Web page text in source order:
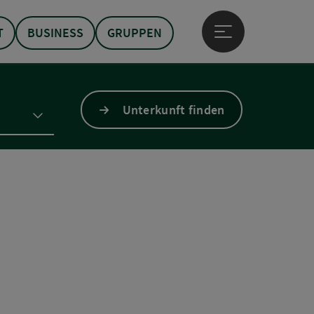
BUSINESS GRUPPEN
Hauptmenü öffnen
Unterkunft finden